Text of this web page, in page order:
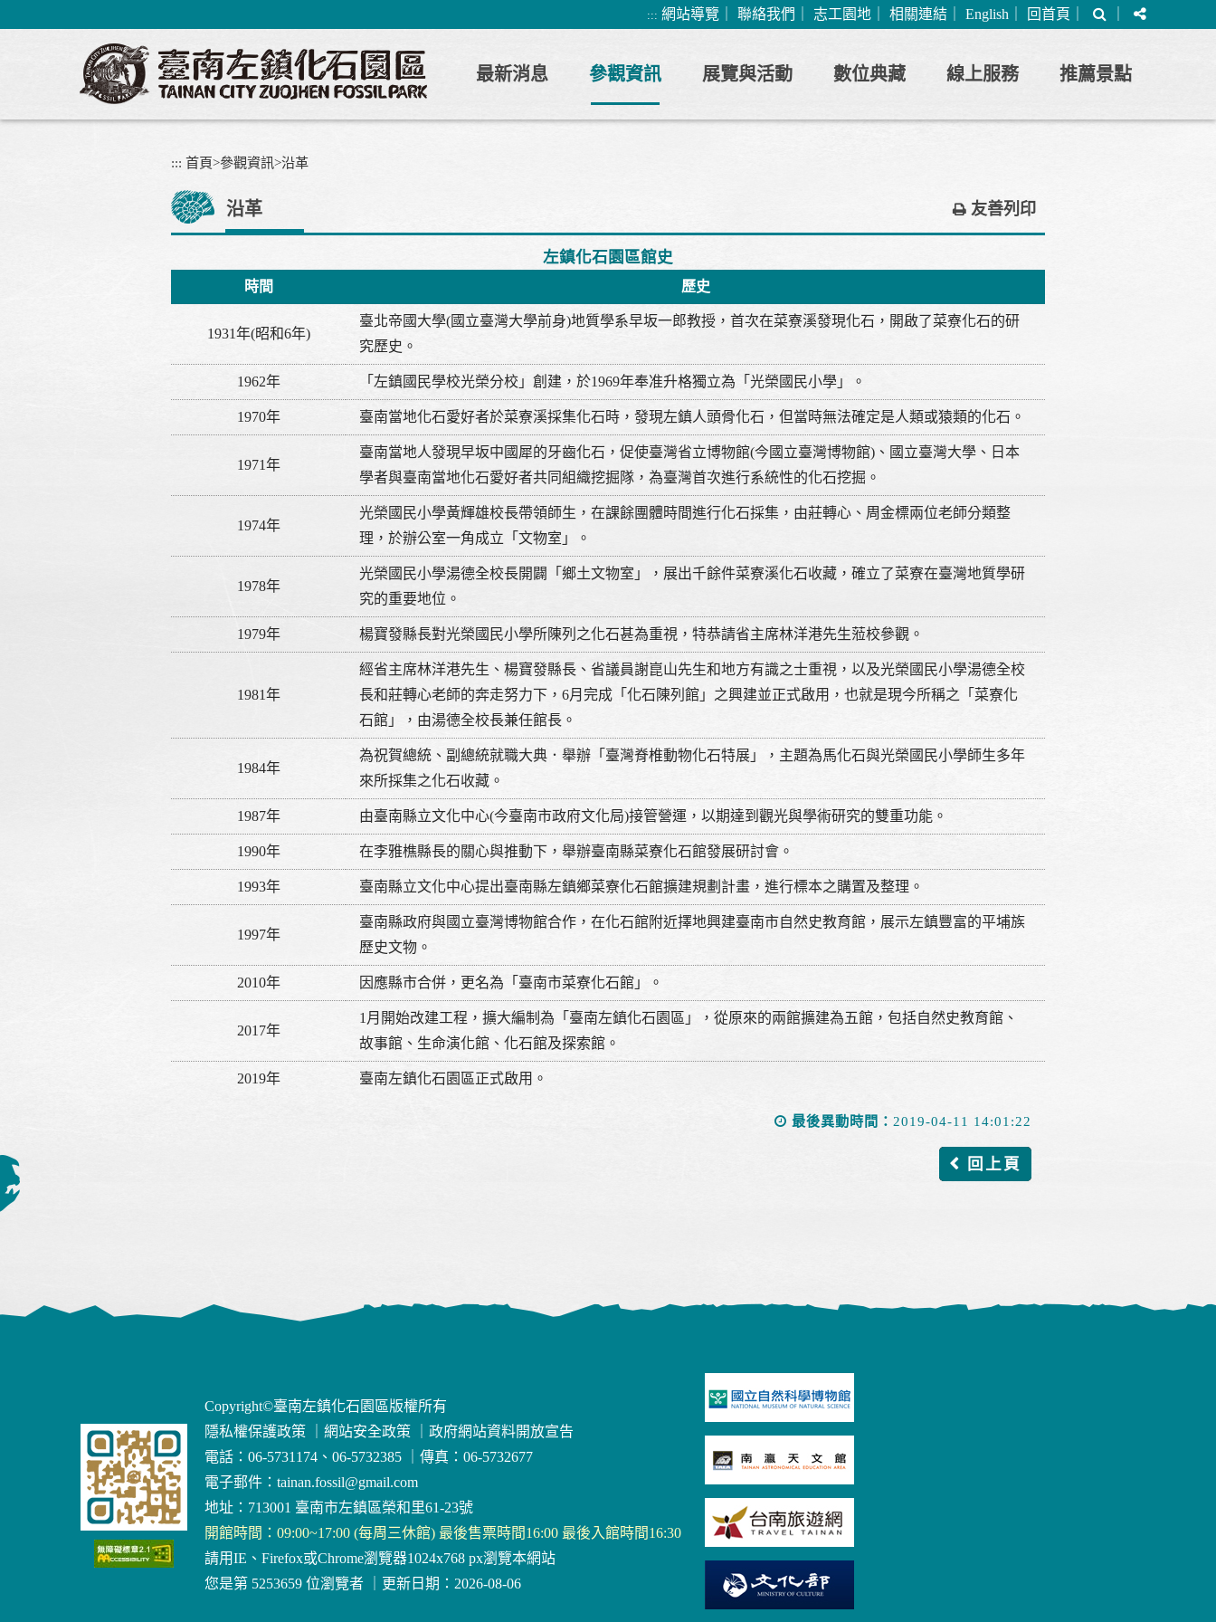
到
區
::: 網站導覽 聯絡我們 志工園地 相關連結 English 回首頁
尋
分
享
最新消息 參觀資訊 展覽與活動 數位典藏 線上服務 推薦景點
::: 首頁>參觀資訊>沿革
沿革 友善列印
左鎮化石園區館史
時間 歷史
1931年(昭和6年)
臺北帝國大學(國立臺灣大學前身)地質學系早坂一郎教授，首次在菜寮溪發現化石，開啟了菜寮化石的研
究歷史。
1962年 「左鎮國民學校光榮分校」創建，於1969年奉准升格獨立為「光榮國民小學」。
1970年 臺南當地化石愛好者於菜寮溪採集化石時，發現左鎮人頭骨化石，但當時無法確定是人類或猿類的化石。
1971年
臺南當地人發現早坂中國犀的牙齒化石，促使臺灣省立博物館(今國立臺灣博物館)、國立臺灣大學、日本
學者與臺南當地化石愛好者共同組織挖掘隊，為臺灣首次進行系統性的化石挖掘。
1974年
光榮國民小學黃輝雄校長帶領師生，在課餘團體時間進行化石採集，由莊轉心、周金標兩位老師分類整
理，於辦公室一角成立「文物室」。
1978年
光榮國民小學湯德全校長開闢「鄉土文物室」，展出千餘件菜寮溪化石收藏，確立了菜寮在臺灣地質學研
究的重要地位。
1979年 楊寶發縣長對光榮國民小學所陳列之化石甚為重視，特恭請省主席林洋港先生蒞校參觀。
1981年
經省主席林洋港先生、楊寶發縣長、省議員謝崑山先生和地方有識之士重視，以及光榮國民小學湯德全校
長和莊轉心老師的奔走努力下，6月完成「化石陳列館」之興建並正式啟用，也就是現今所稱之「菜寮化
石館」，由湯德全校長兼任館長。
1984年
為祝賀總統、副總統就職大典．舉辦「臺灣脊椎動物化石特展」，主題為馬化石與光榮國民小學師生多年
來所採集之化石收藏。
1987年 由臺南縣立文化中心(今臺南市政府文化局)接管營運，以期達到觀光與學術研究的雙重功能。
1990年 在李雅樵縣長的關心與推動下，舉辦臺南縣菜寮化石館發展研討會。
1993年 臺南縣立文化中心提出臺南縣左鎮鄉菜寮化石館擴建規劃計畫，進行標本之購置及整理。
1997年
臺南縣政府與國立臺灣博物館合作，在化石館附近擇地興建臺南市自然史教育館，展示左鎮豐富的平埔族
歷史文物。
2010年 因應縣市合併，更名為「臺南市菜寮化石館」。
2017年
1月開始改建工程，擴大編制為「臺南左鎮化石園區」，從原來的兩館擴建為五館，包括自然史教育館、
故事館、生命演化館、化石館及探索館。
2019年 臺南左鎮化石園區正式啟用。
最後異動時間： 2019-04-11 14:01:22
回上頁
Copyright©臺南左鎮化石園區版權所有
隱私權保護政策
網站安全政策
政府網站資料開放宣告
電話：06-5731174、06-5732385
傳真：06-5732677
電子郵件： tainan.fossil@gmail.com
地址：713001 臺南市左鎮區榮和里61-23號
開館時間：09:00~17:00 (每周三休館) 最後售票時間16:00 最後入館時間16:30
請用IE、Firefox或Chrome瀏覽器1024x768 px瀏覽本網站
您是第 5253659 位瀏覽者
更新日期：2026-08-06